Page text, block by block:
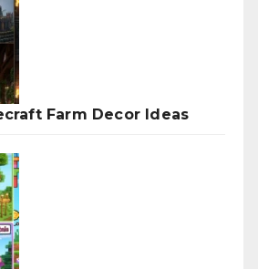
Farm Decor Ideas